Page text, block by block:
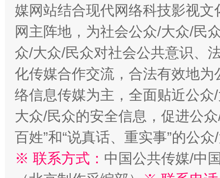
揭开“小金库”的免责幌子
媒网站结合现代网络科技影视
网主阵地，为社会公众/大众/民
众/大众/民众对社会公共意识、
化传媒合作交流，合法有效地
络信息传媒为主，全面贴近公
大众/民众的安全信息，促进公
百姓”和“说真话、重实事”的公
※ 联系方式： 中国公共传媒/中